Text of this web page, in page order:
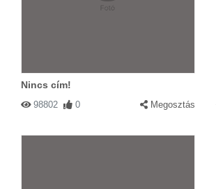
Nincs cím!
98802 0 Megosztás